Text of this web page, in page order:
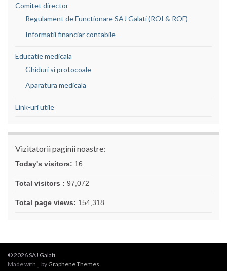
Comitet director
Regulament de Functionare SAJ Galati (ROI & ROF)
Informatii financiar contabile
Educatie medicala
Ghiduri si protocoale
Aparatura medicala
Link-uri utile
Vizitatorii paginii noastre:
Today's visitors: 16
Total visitors : 97,072
Total page views: 154,318
© 2026 SAJ Galati.
Made with
by Graphene Themes